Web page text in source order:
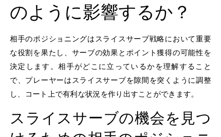
のように影響するか？
相手のポジショニングはスライスサーブ戦略において重要
な役割を果たし、サーブの効果とポイント獲得の可能性を
決定します。相手がどこに立っているかを理解すること
で、プレーヤーはスライスサーブを隙間を突くように調整
し、コート上で有利な状況を作り出すことができます。
スライスサーブの機会を見つ